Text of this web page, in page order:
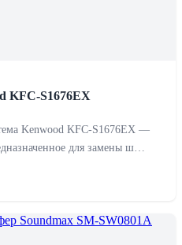
KFC-S1676EX
Kenwood KFC-S1676EX —
для замены ш…